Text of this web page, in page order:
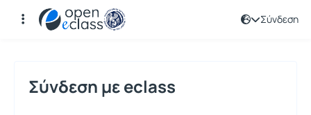
Σύνδεση
Σύνδεση
Σύνδεση με eclass